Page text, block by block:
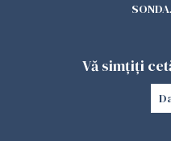
Milano pot întârzia
Vă simțiți